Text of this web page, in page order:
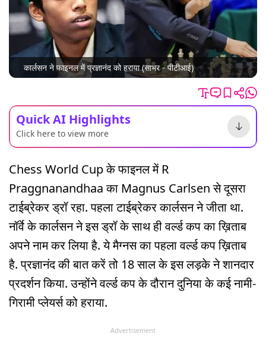
कार्लसन ने फाइनल में प्रज्ञानंद को हराया (साभर - पीटीआई)
Quick AI Highlights
Click here to view more
Chess World Cup के फाइनल में R
Praggnanandhaa का Magnus Carlsen से दूसरा
टाईब्रेकर ड्रॉ रहा. पहला टाईब्रेकर कार्लसन ने जीता था.
नॉर्वे के कार्लसन ने इस ड्रॉ के साथ ही वर्ल्ड कप का ख़िताब
अपने नाम कर लिया है. ये मैग्नस का पहला वर्ल्ड कप ख़िताब
है. प्रज्ञानंद की बात करें तो 18 साल के इस लड़के ने शानदार
प्रदर्शन किया. उन्होंने वर्ल्ड कप के दौरान दुनिया के कई नामी-
गिरामी प्लेयर्स को हराया.
Advertisement